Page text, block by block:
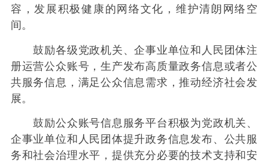
容，发展积极健康的网络文化，维护清朗网络空
间。
鼓励各级党政机关、企事业单位和人民团体注
册运营公众账号，生产发布高质量政务信息或者公
共服务信息，满足公众信息需求，推动经济社会发
展。
鼓励公众账号信息服务平台积极为党政机关、
企事业单位和人民团体提升政务信息发布、公共服
务和社会治理水平，提供充分必要的技术支持和安